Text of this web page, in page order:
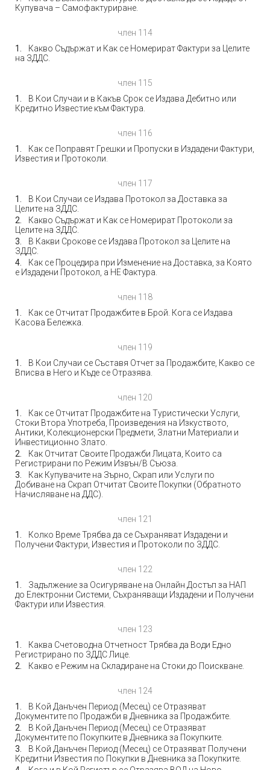
Купувача – Самофактуриране.
член 114
Какво Съдържат и Как се Номерират Фактури за Целите
на ЗДДС.
член 115
В Кои Случаи и в Какъв Срок се Издава Дебитно или
Кредитно Известие към Фактура.
член 116
Как се Поправят Грешки и Пропуски в Издадени Фактури,
Известия и Протоколи.
член 117
В Кои Случаи се Издава Протокол за Доставка за
Целите на ЗДДС.
Какво Съдържат и Как се Номерират Протоколи за
Целите на ЗДДС.
В Какви Срокове се Издава Протокол за Целите на
ЗДДС.
Как се Процедира при Изменение на Доставка, за Която
е Издадени Протокол, а НЕ Фактура.
член 118
Как се Отчитат Продажбите в Брой. Кога се Издава
Касова Бележка.
член 119
В Кои Случаи се Съставя Отчет за Продажбите, Какво се
Вписва в Него и Къде се Отразява.
член 120
Как се Отчитат Продажбите на Туристически Услуги,
Стоки Втора Употреба, Произведения на Изкуството,
Антики, Колекционерски Предмети, Златни Материали и
Инвестиционно Злато.
Как Отчитат Своите Продажби Лицата, Които са
Регистрирани по Режим Извън/В Съюза.
Как Купувачите на Зърно, Скрап или Услуги по
Добиване на Скрап Отчитат Своите Покупки (Обратното
Начисляване на ДДС).
член 121
Колко Време Трябва да се Съхраняват Издадени и
Получени Фактури, Известия и Протоколи по ЗДДС.
член 122
Задължение за Осигуряване на Онлайн Достъп за НАП
до Електронни Системи, Съхраняващи Издадени и Получени
Фактури или Известия.
член 123
Каква Счетоводна Отчетност Трябва да Води Едно
Регистрирано по ЗДДС Лице.
Какво е Режим на Складиране на Стоки до Поискване.
член 124
В Кой Данъчен Период (Месец) се Отразяват
Документите по Продажби в Дневника за Продажбите.
В Кой Данъчен Период (Месец) се Отразяват
Документите по Покупките в Дневника за Покупките.
В Кой Данъчен Период (Месец) се Отразяват Получени
Кредитни Известия по Покупки в Дневника за Покупките.